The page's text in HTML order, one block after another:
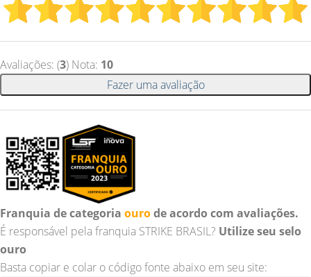
Avaliações: (3) Nota: 10
Fazer uma avaliação
Franquia de categoria ourode acordo com avaliações.
É responsável pela franquia STRIKE BRASIL? Utilize seu selo
ouro
Basta copiar e colar o código fonte abaixo em seu site: